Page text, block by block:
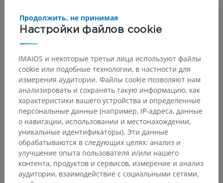
фасцикуляций.
Есть ли проблема с этим переводом?
Литература
Gray, H. (2016)Gray’s Anatomy: The Anatomical Basis of Clinical
Practice
. 41st edn. Edited by S. Standring. New York: Elsevier. Chapter
31: Oral Cavity, pp. 511-513.
Dotiwala AK, Samra NS. Anatomy, Head and Neck, Tongue. [Updated
2023 Aug 21]. In: StatPearls [Internet]. Treasure Island (FL): StatPearls
Publishing; 2025 Jan-. Available from:
https://www.ncbi.nlm.nih.gov/books/NBK507782/
Настройки файлов cookie
Продолжить, не принимая
IMAIOS и некоторые третьи лица используют файлы
cookie или подобные технологии, в частности для
измерения аудитории. Файлы cookie позволяют нам
анализировать и сохранять такую информацию, как
характеристики вашего устройства и определенные
персональные данные (например, IP-адреса, данные
о навигации, использовании и местонахождении,
уникальные идентификаторы). Эти данные
обрабатываются в следующих целях: анализ и
улучшение опыта пользователя и/или нашего
контента, продуктов и сервисов, измерение и анализ
аудитории, взаимодействие с социальными сетями,